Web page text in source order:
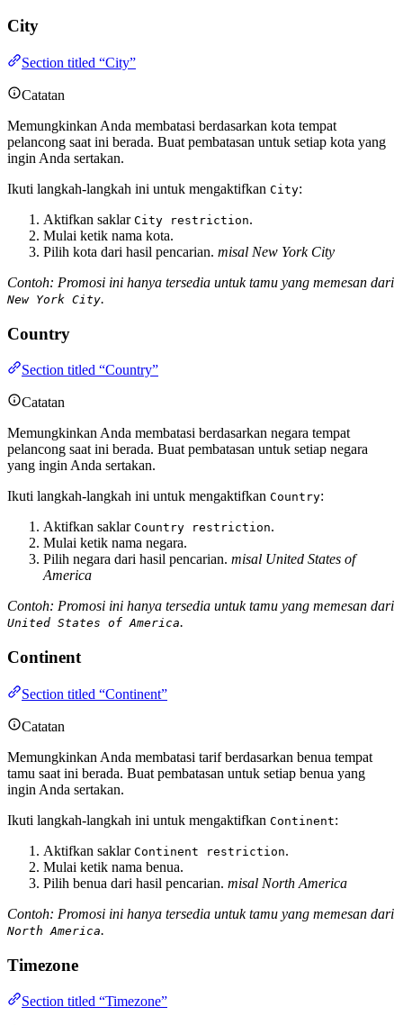
City
Section titled “City”
Catatan
Memungkinkan Anda membatasi berdasarkan kota tempat
pelancong saat ini berada. Buat pembatasan untuk setiap kota yang
ingin Anda sertakan.
Ikuti langkah-langkah ini untuk mengaktifkan City:
Aktifkan saklar City restriction.
Mulai ketik nama kota.
Pilih kota dari hasil pencarian. misal New York City
Contoh: Promosi ini hanya tersedia untuk tamu yang memesan dari
New York City.
Country
Section titled “Country”
Catatan
Memungkinkan Anda membatasi berdasarkan negara tempat
pelancong saat ini berada. Buat pembatasan untuk setiap negara
yang ingin Anda sertakan.
Ikuti langkah-langkah ini untuk mengaktifkan Country:
Aktifkan saklar Country restriction.
Mulai ketik nama negara.
Pilih negara dari hasil pencarian. misal United States of
America
Contoh: Promosi ini hanya tersedia untuk tamu yang memesan dari
United States of America.
Continent
Section titled “Continent”
Catatan
Memungkinkan Anda membatasi tarif berdasarkan benua tempat
tamu saat ini berada. Buat pembatasan untuk setiap benua yang
ingin Anda sertakan.
Ikuti langkah-langkah ini untuk mengaktifkan Continent:
Aktifkan saklar Continent restriction.
Mulai ketik nama benua.
Pilih benua dari hasil pencarian. misal North America
Contoh: Promosi ini hanya tersedia untuk tamu yang memesan dari
North America.
Timezone
Section titled “Timezone”